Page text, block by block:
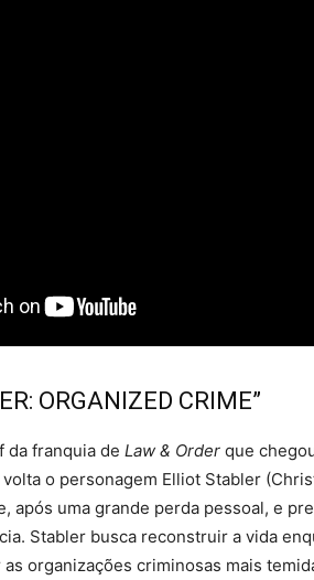
ORGANIZED CRIME”
da franquia de Law & Order que
o personagem Elliot Stabler
após uma grande perda pessoal, e
Stabler busca reconstruir a vida
organizações criminosas mais